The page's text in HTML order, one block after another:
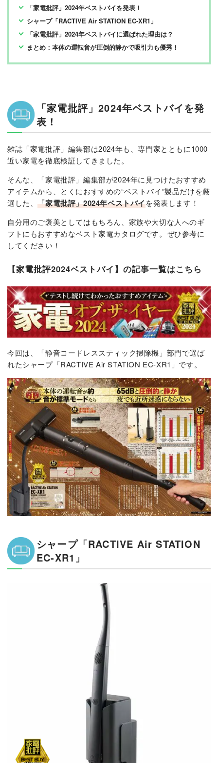
「家電批評」2024年ベストバイを発表！
シャープ「RACTIVE Air STATION EC-XR1」
「家電批評」2024年ベストバイに選ばれた理由は？
まとめ：本体の運転音が圧倒的静かで吸引力も優秀！
「家電批評」2024年ベストバイを発
表！
雑誌「家電批評」編集部は2024年も、専門家とともに1000
近い家電を徹底検証してきました。
そんな、「家電批評」編集部が2024年に見つけたおすすめ
アイテムから、とくにおすすめの“ベストバイ”製品だけを厳
選した、「家電批評」2024年ベストバイを発表します！
自分用のご褒美としてはもちろん、家族や大切な人へのギ
フトにもおすすめなベスト家電カタログです。ぜひ参考に
してください！
【家電批評2024ベストバイ】の記事一覧はこちら
今回は、「静音コードレススティック掃除機」部門で選ば
れたシャープ「RACTIVE Air STATION EC-XR1」です。
シャープ「RACTIVE Air STATION
EC-XR1」